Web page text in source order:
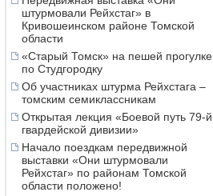
штурмовали Рейхстаг» в
Кривошеинском районе Томской
области
«Старый Томск» на пешей прогулке
по Студгородку
Об участниках штурма Рейхстага –
томским семиклассникам
Открытая лекция «Боевой путь 79-й
гвардейской дивизии»
Начало поездкам передвижной
выставки «Они штурмовали
Рейхстаг» по районам Томской
области положено!